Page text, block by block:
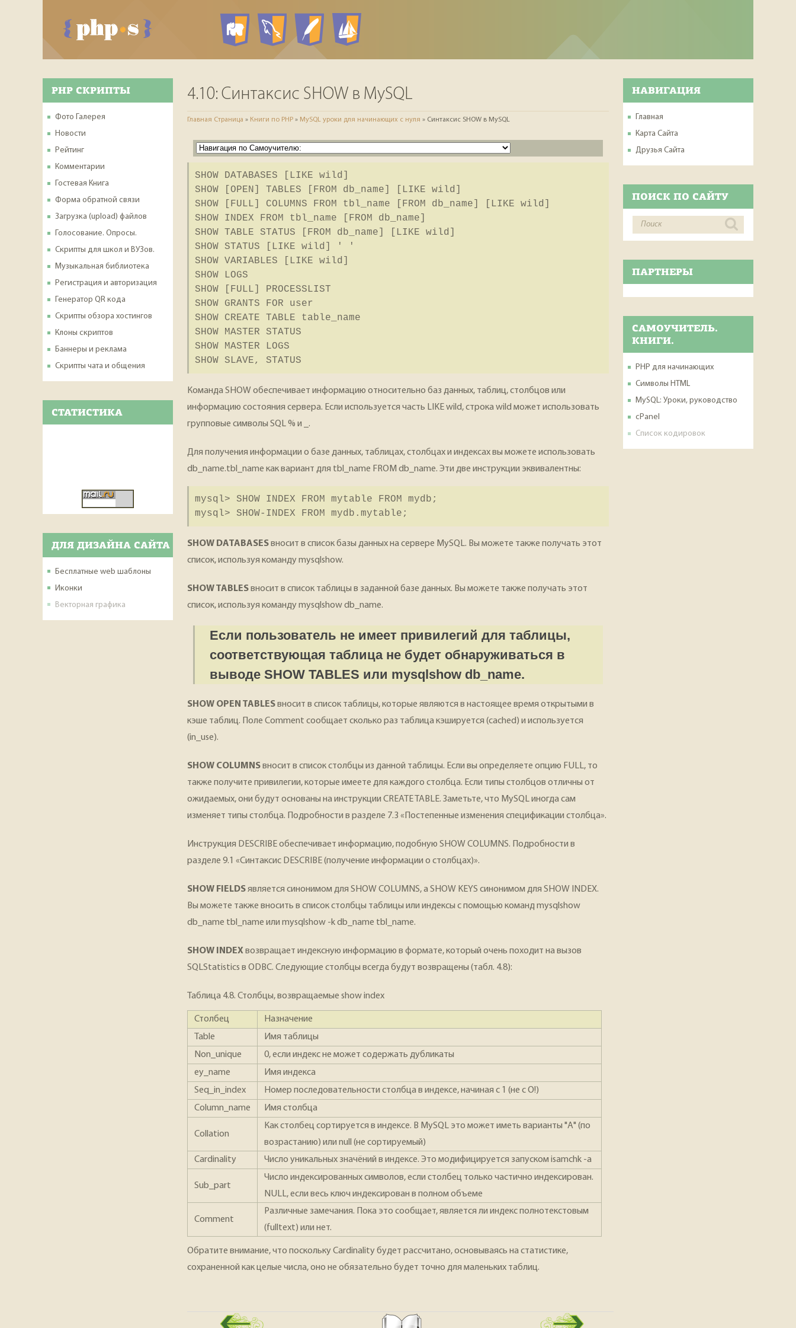
PHP скрипты
MySQLApache
PHP СКРИПТЫ
Фото Галерея
Новости
Рейтинг
Комментарии
Гостевая Книга
Форма обратной связи
Загрузка (upload) файлов
Голосование. Опросы.
Скрипты для школ и ВУЗов.
Музыкальная библиотека
Регистрация и авторизация
Генератор QR кода
Скрипты обзора хостингов
Клоны скриптов
Баннеры и реклама
Скрипты чата и общения
СТАТИСТИКА
ДЛЯ ДИЗАЙНА САЙТА
Бесплатные web шаблоны
Иконки
Векторная графика
НАВИГАЦИЯ
Главная
Карта Сайта
Друзья Сайта
ПОИСК ПО САЙТУ
ПАРТНЕРЫ
САМОУЧИТЕЛЬ.
КНИГИ.
PHP для начинающих
Cимволы HTML
MySQL: Уроки, руководство
cPanel
Список кодировок
4.10: Синтаксис SHOW в MySQL
Главная Страница » Книги по PHP » MySQL уроки для начинающих с нуля » Синтаксис SHOW в MySQL
SHOW DATABASES [LIKE wild]
SHOW [OPEN] TABLES [FROM db_name] [LIKE wild]
SHOW [FULL] COLUMNS FROM tbl_name [FROM db_name] [LIKE wild]
SHOW INDEX FROM tbl_name [FROM db_name]
SHOW TABLE STATUS [FROM db_name] [LIKE wild]
SHOW STATUS [LIKE wild] ' '
SHOW VARIABLES [LIKE wild]
SHOW LOGS
SHOW [FULL] PROCESSLIST
SHOW GRANTS FOR user
SHOW CREATE TABLE table_name
SHOW MASTER STATUS
SHOW MASTER LOGS
SHOW SLAVE, STATUS
Команда SHOW обеспечивает информацию относительно баз данных, таблиц, столбцов или
информацию состояния сервера. Если используется часть LIKE wild, строка wild может использовать
групповые символы SQL % и _.
Для получения информации о базе данных, таблицах, столбцах и индексах вы можете использовать
db_name.tbl_name как вариант для tbl_name FROM db_name. Эти две инструкции эквивалентны:
mysql> SHOW INDEX FROM mytable FROM mydb;
mysql> SHOW-INDEX FROM mydb.mytable;
SHOW DATABASESвносит в список базы данных на сервере MySQL. Вы можете также получать этот
список, используя команду mysqlshow.
SHOW TABLESвносит в список таблицы в заданной базе данных. Вы можете также получать этот
список, используя команду mysqlshow db_name.
Если пользователь не имеет привилегий для таблицы,
соответствующая таблица не будет обнаруживаться в
выводе SHOW TABLES или mysqlshow db_name.
SHOW OPEN TABLESвносит в список таблицы, которые являются в настоящее время открытыми в
кэше таблиц. Поле Comment сообщает сколько раз таблица кэшируется (cached) и используется
(in_use).
SHOW COLUMNSвносит в список столбцы из данной таблицы. Если вы определяете опцию FULL, то
также получите привилегии, которые имеете для каждого столбца. Если типы столбцов отличны от
ожидаемых, они будут основаны на инструкции CREATE TABLE. Заметьте, что MySQL иногда сам
изменяет типы столбца. Подробности в разделе 7.3 «Постепенные изменения спецификации столбца».
Инструкция DESCRIBE обеспечивает информацию, подобную SHOW COLUMNS. Подробности в
разделе 9.1 «Синтаксис DESCRIBE (получение информации о столбцах)».
SHOW FIELDSявляется синонимом для SHOW COLUMNS, a SHOW KEYS синонимом для SHOW INDEX.
Вы можете также вносить в список столбцы таблицы или индексы с помощью команд mysqlshow
db_name tbl_name или mysqlshow -k db_name tbl_name.
SHOW INDEXвозвращает индексную информацию в формате, который очень походит на вызов
SQLStatistics в ODBC. Следующие столбцы всегда будут возвращены (табл. 4.8):
Таблица 4.8. Столбцы, возвращаемые show index
Столбец
Назначение
Table
Имя таблицы
Non_unique
0, если индекс не может содержать дубликаты
еу_name
Имя индекса
Seq_in_index
Номер последовательности столбца в индексе, начиная с 1 (не с О!)
Column_name
Имя столбца
Collation
Как столбец сортируется в индексе. В MySQL это может иметь варианты "А" (по
возрастанию) или null (не сортируемый)
Cardinality
Число уникальных значёний в индексе. Это модифицируется запуском isamchk -а
Sub_part
Число индексированных символов, если столбец только частично индексирован.
NULL, если весь ключ индексирован в полном объеме
Comment
Различные замечания. Пока это сообщает, является ли индекс полнотекстовым
(fulltext) или нет.
Обратите внимание, что поскольку Cardinality будет рассчитано, основываясь на статистике,
сохраненной как целые числа, оно не обязательно будет точно для маленьких таблиц.